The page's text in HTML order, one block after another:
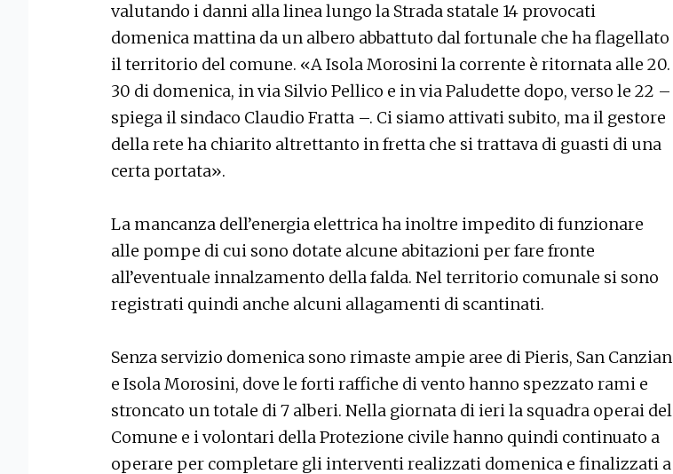
valutando i danni alla linea lungo la Strada statale 14 provocati
domenica mattina da un albero abbattuto dal fortunale che ha flagellato
il territorio del comune. «A Isola Morosini la corrente è ritornata alle 20.
30 di domenica, in via Silvio Pellico e in via Paludette dopo, verso le 22 –
spiega il sindaco Claudio Fratta –. Ci siamo attivati subito, ma il gestore
della rete ha chiarito altrettanto in fretta che si trattava di guasti di una
certa portata».
La mancanza dell’energia elettrica ha inoltre impedito di funzionare
alle pompe di cui sono dotate alcune abitazioni per fare fronte
all’eventuale innalzamento della falda. Nel territorio comunale si sono
registrati quindi anche alcuni allagamenti di scantinati.
Senza servizio domenica sono rimaste ampie aree di Pieris, San Canzian
e Isola Morosini, dove le forti raffiche di vento hanno spezzato rami e
stroncato un totale di 7 alberi. Nella giornata di ieri la squadra operai del
Comune e i volontari della Protezione civile hanno quindi continuato a
operare per completare gli interventi realizzati domenica e finalizzati a